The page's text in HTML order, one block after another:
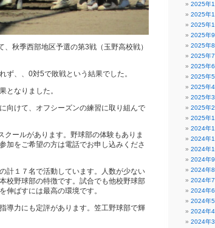
秋季西部地区予選の第3戦（玉野高校戦）
ず、、0対5で敗戦という結果でした。
となりました。
向けて、オフシーズンの練習に取り組んで
ールがあります。野球部の体験もありま
加をご希望の方は電話でお申し込みくださ
計１７名で活動しています。人数が少ない
校野球部の特徴です。試合でも他校野球部
伸ばすには最高の環境です。
導力にも定評があります。笠工野球部で輝
2025年
2025年
2025年
2025年9
2025年8
2025年7
2025年6
2025年5
2025年4
2025年3
2025年2
2025年1
2024年
2024年
2024年
2024年9
2024年8
2024年7
2024年6
2024年5
2024年4
2024年3